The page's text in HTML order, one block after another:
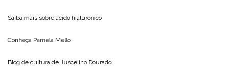
Saiba mais sobre acido hialuronico
Conheça Pamela Mello
Blog de cultura de Juscelino Dourado